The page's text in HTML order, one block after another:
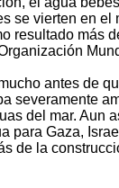
se vierten en el
resultado más
antes de
severamente
del mar. Aun
para Gaza,
de la